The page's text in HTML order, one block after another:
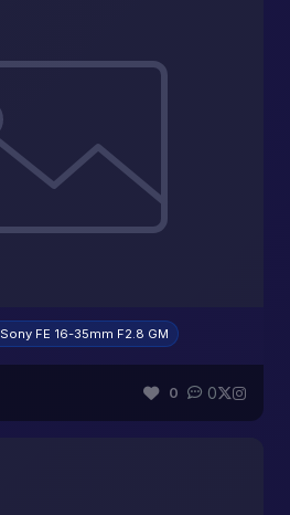
Sony FE 16-35mm F2.8 GM
0 0